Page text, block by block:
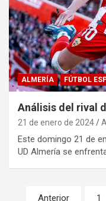
ALMERÍA FÚTBOL
Análisis del rival
21 de enero de 2024
Este domingo 21 de
UD Almería se
Paginación
Anterior 1